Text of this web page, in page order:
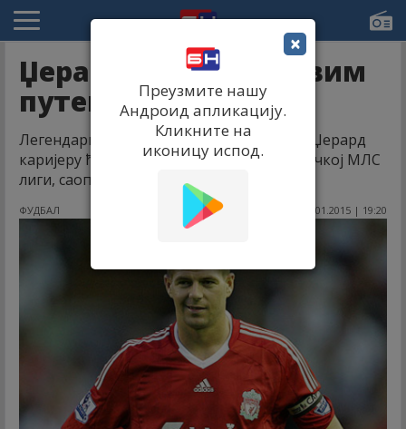
Џерард иде Бекамовим
путем!
Легендарни капитен Ливерпула Стивен Џерард
каријеру ће овог лета наставити у америчкој МЛС
лиги, саопштио је клуб са Енфилда.
ФУДБАЛ 03.01.2015 | 19:20
×
Преузмите нашу
Андроид апликацију.
Кликните на
иконицу испод.